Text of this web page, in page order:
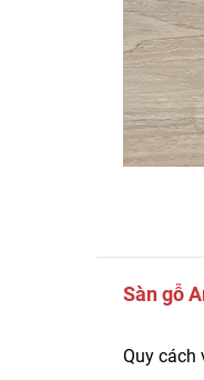
Sàn gỗ
Quy cách